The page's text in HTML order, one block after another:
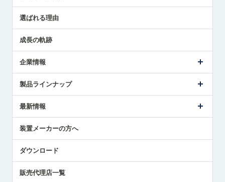
解決策提案
選ばれる理由
成長の軌跡
企業情報
ごあいさつ
受賞履歴
採用情報
国/地域/言語
製品ラインナップ
ツールセッタ製品
エアマイクロセンサ製品
最新情報
メトロールの技術
社員ブログ
中小企業のBCP地震対策
装置メーカーの方へ
ダウンロード
販売代理店一覧